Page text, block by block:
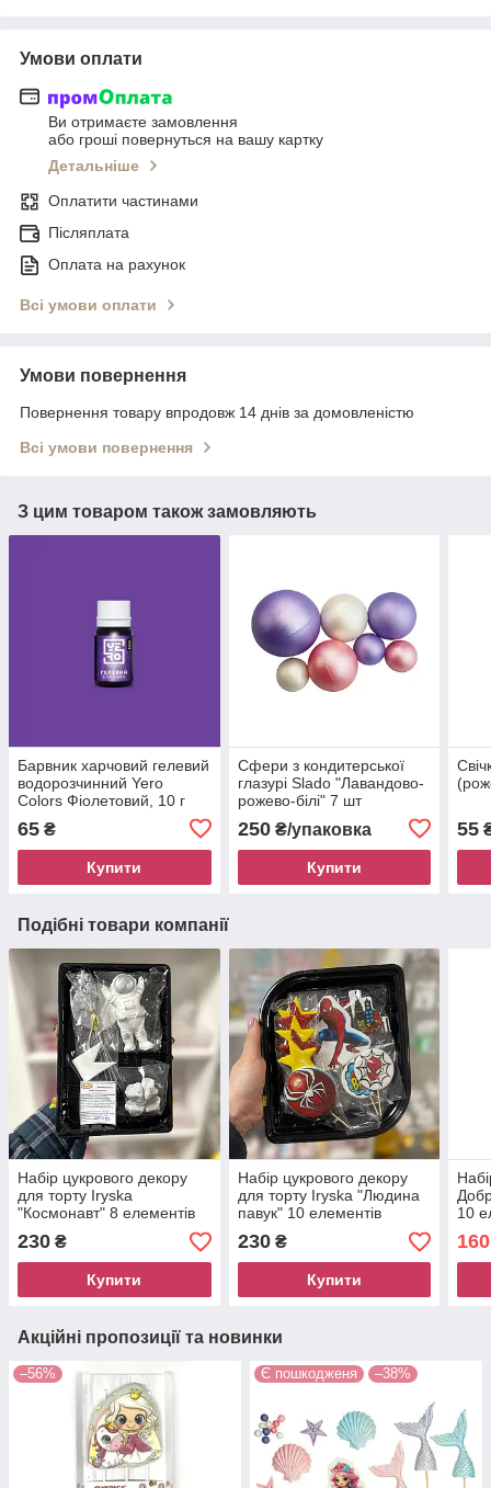
Умови оплати
Ви отримаєте замовлення
або гроші повернуться на вашу картку
Детальніше
Оплатити частинами
Післяплата
Оплата на рахунок
Всі умови оплати
Умови повернення
Повернення товару впродовж 14 днів за домовленістю
Всі умови повернення
З цим товаром також замовляють
Барвник харчовий гелевий
водорозчинний Yero
Colors Фіолетовий, 10 г
65 ₴
Купити
Сфери з кондитерської
глазурі Slado "Лавандово-
рожево-білі" 7 шт
250₴/упаковка
Купити
55
Подібні товари компанії
Набір цукрового декору
для торту Iryska
"Космонавт" 8 елементів
230 ₴
Купити
Набір цукрового декору
для торту Iryska "Людина
павук" 10 елементів
230₴
Купити
10
160
Акційні пропозиції та новинки
–56% Є пошкодженя –38%